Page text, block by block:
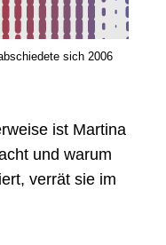
sich 2006
ist Martina
und warum
verrät sie im